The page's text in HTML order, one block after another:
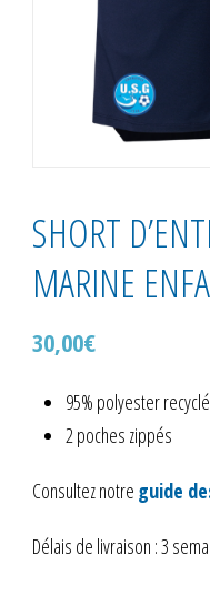
SHORT
MARINE
30,00€
95% polyester
2 poches zippés
Consultez notre guide
Délais de livraison : 3